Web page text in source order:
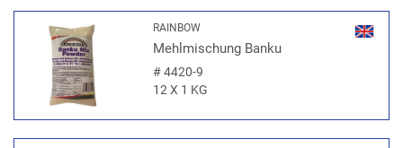
RAINBOW
Mehlmischung Banku
#4420-9
12 X 1 KG